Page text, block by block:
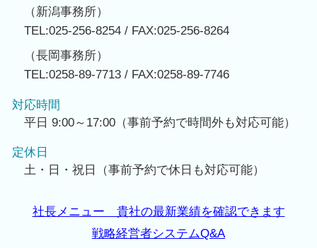
（新潟事務所）
TEL:025-256-8254 / FAX:025-256-8264
（長岡事務所）
TEL:0258-89-7713 / FAX:0258-89-7746
対応時間
平日 9:00～17:00（事前予約で時間外も対応可能）
定休日
土・日・祝日（事前予約で休日も対応可能）
社長メニュー 貴社の最新業績を確認できます
戦略経営者システムQ&A